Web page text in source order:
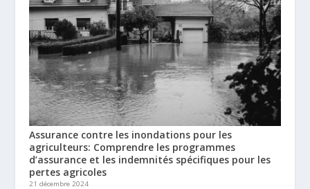
Assurance contre les inondations pour les
agriculteurs: Comprendre les programmes
d’assurance et les indemnités spécifiques pour les
pertes agricoles
21 décembre 2024